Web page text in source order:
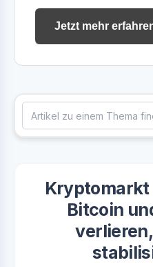
Jetzt mehr
Kryptomarkt
Bitcoin